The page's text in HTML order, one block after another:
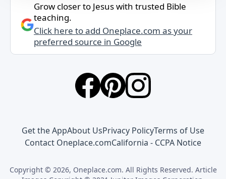
Grow closer to Jesus with trusted Bible
teaching.
Click here to add Oneplace.com as your
preferred source in Google
Get the AppAbout UsPrivacy PolicyTerms of Use
Contact Oneplace.comCalifornia - CCPA Notice
Copyright © 2026, Oneplace.com. All Rights Reserved. Article